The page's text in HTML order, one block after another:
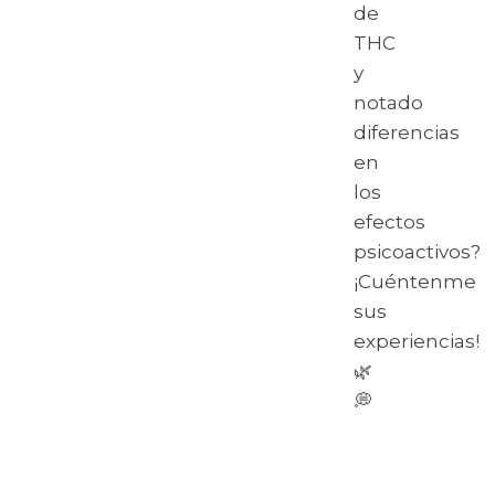
de
THC
y
notado
diferencias
en
los
efectos
psicoactivos?
¡Cuéntenme
sus
experiencias!
🌿
💭